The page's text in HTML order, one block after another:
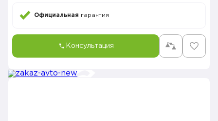
Официальная гарантия
Консультация